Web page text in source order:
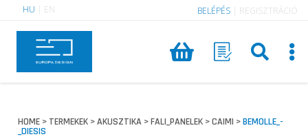
HU EN BELÉPÉS REGISZTRÁCIÓ
HOME > TERMEKEK >AKUSZTIKA >FALI_PANELEK >CAIMI >BEMOLLE_-
_DIESIS